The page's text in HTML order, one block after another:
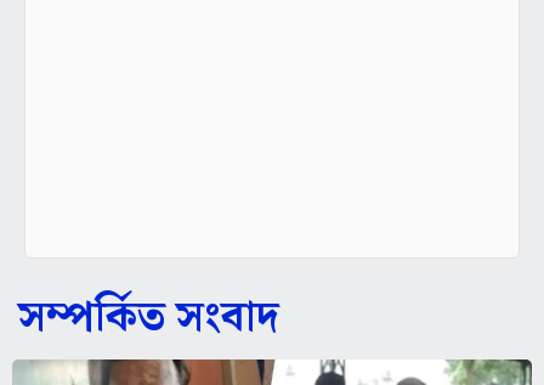
সম্পর্কিত সংবাদ